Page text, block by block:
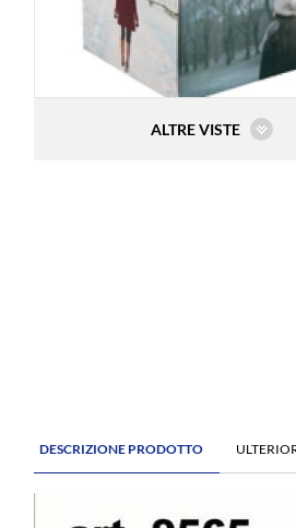
ALTRE VISTE
DESCRIZIONE PRODOTTO